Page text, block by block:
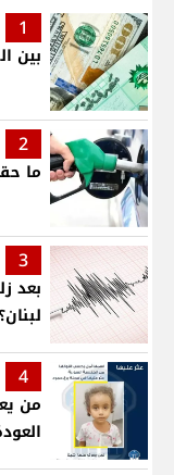
1
بين
2
ما
3
بعد
لبنان؟
4
من